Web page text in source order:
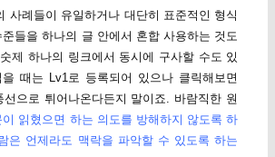
사례들이 유일하거나 대단히 표준적인 형식
들을 하나의 글 안에서 혼합 사용하는 것도
제 하나의 링크에서 동시에 구사할 수도 있
때는 Lv1로 등록되어 있으나 클릭해보면
선으로 튀어나온다든지 말이죠. 바람직한 원
읽혔으면 하는 의도를 방해하지 않도록 하
은 언제라도 맥락을 파악할 수 있도록 하는